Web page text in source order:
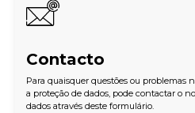
Contacto
Para quaisquer questões ou problemas
a proteção de dados, pode contactar o
dados através deste formulário.